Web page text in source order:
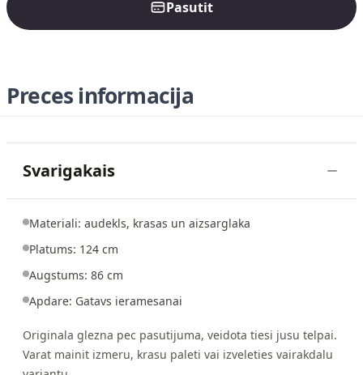
Pasutit
Preces informacija
Svarigakais
Materiali: audekls, krasas un aizsarglaka
Platums: 124 cm
Augstums: 86 cm
Apdare: Gatavs ieramesanai
Originala glezna pec pasutijuma, veidota tiesi jusu telpai.
Varat mainit izmeru, krasu paleti vai izveleties vairakdalu